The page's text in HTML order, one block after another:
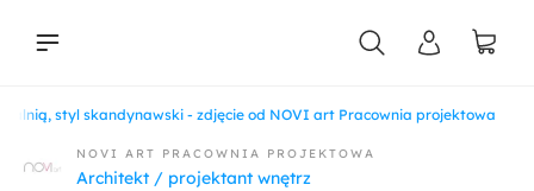
styl skandynawski - zdjęcie od NOVI art Pracownia projektowa
NOVI ART PRACOWNIA PROJEKTOWA
Architekt / projektant wnętrz